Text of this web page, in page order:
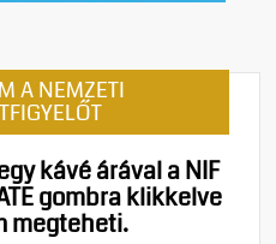
A NEMZETI
kávé árával a NIF
gombra klikkelve
megteheti.